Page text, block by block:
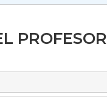
PROFESOR